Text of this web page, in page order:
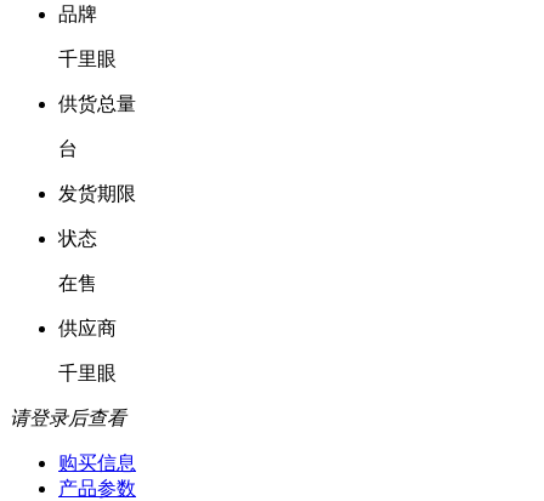
品牌
千里眼
供货总量
台
发货期限
状态
在售
供应商
千里眼
请登录后查看
购买信息
产品参数